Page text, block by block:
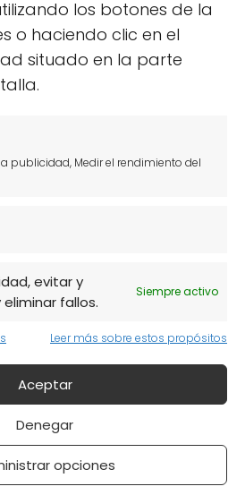
los botones de la
o haciendo clic en el
situado en la parte
publicidad, Medir el rendimiento del
evitar y
fallos.
Siempre activo
Leer más sobre estos propósitos
Aceptar
Denegar
opciones
y mejorar la salud
piel.
también se sugiere para
un aliado ideal para